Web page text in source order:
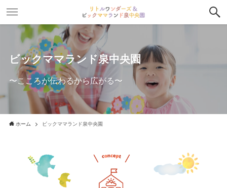
ビックママランド泉中央園
〜こころが伝わるから広がる〜
ホーム ビックママランド泉中央園